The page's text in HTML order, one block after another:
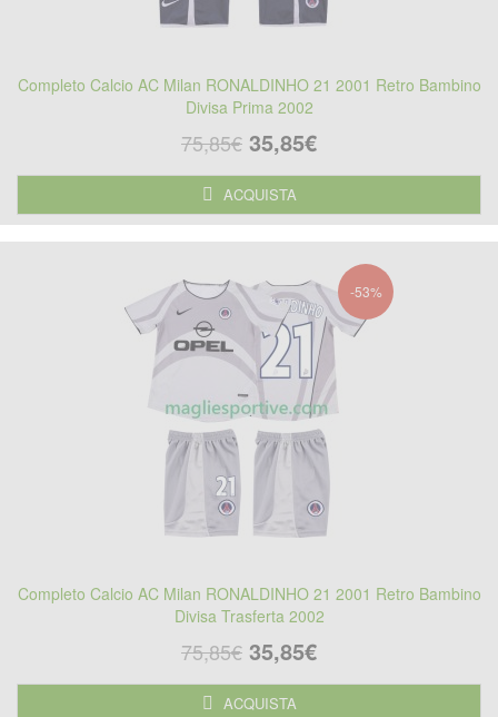
Completo Calcio AC Milan RONALDINHO 21 2001 Retro Bambino
Divisa Prima 2002
75,85€ 35,85€
ACQUISTA
-53%
Completo Calcio AC Milan RONALDINHO 21 2001 Retro Bambino
Divisa Trasferta 2002
75,85€ 35,85€
ACQUISTA